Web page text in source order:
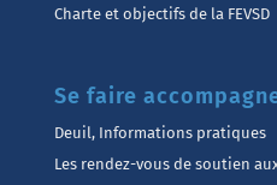
Charte et objectifs de la FEVSD
Se faire
Deuil, Informations pratiques
Les rendez-vous de soutien